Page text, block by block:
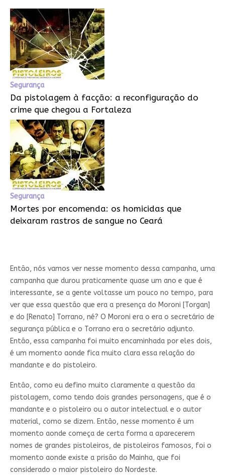
Segurança
Da pistolagem à facção: a reconfiguração do
crime que chegou a Fortaleza
Segurança
Mortes por encomenda: os homicidas que
deixaram rastros de sangue no Ceará
Então, nós vamos ver nesse momento dessa campanha, uma
campanha que durou praticamente quase um ano e que é
interessante, se a gente voltasse um pouco no tempo, para
ver que essa questão que era a presença do Moroni [Torgan]
e do [Renato] Torrano, né? O Moroni era o era o secretário de
segurança pública e o Torrano era o secretário adjunto.
Então, essa campanha foi muito encaminhada por eles dois,
é um momento aonde fica muito clara essa relação do
mandante e do pistoleiro.
Então, como eu defino muito claramente a questão da
pistolagem, como tendo dois grandes personagens, que é o
mandante e o pistoleiro ou o autor intelectual e o autor
material, como se dizem. Então, nesse momento é um
momento aonde começa de certa forma a aparecerem
nomes de grandes pistoleiros, de pistoleiros famosos, foi o
momento aonde existe a prisão do Mainha, que foi
considerado o maior pistoleiro do Nordeste.